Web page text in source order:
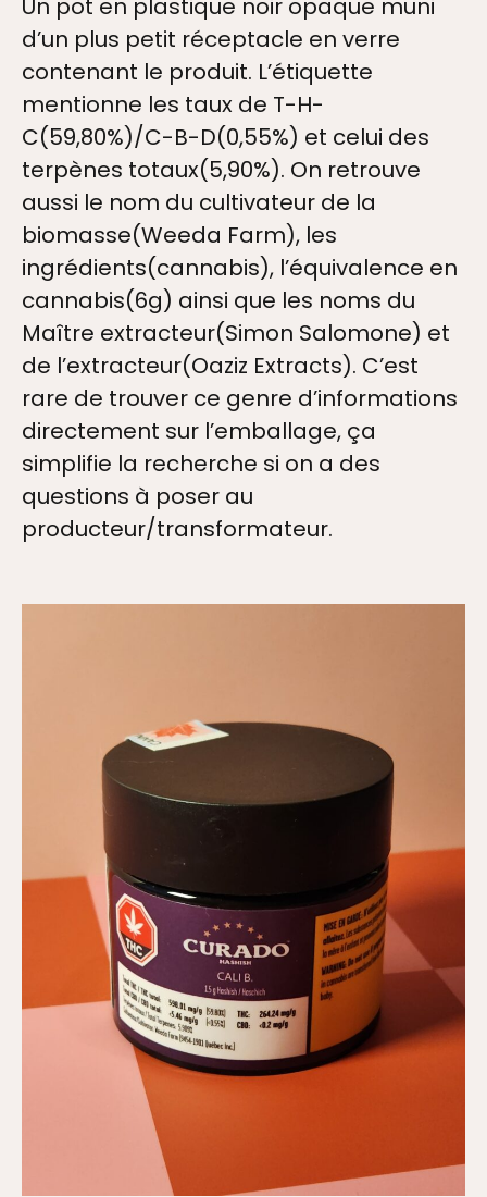
Un pot en plastique noir opaque muni
d’un plus petit réceptacle en verre
contenant le produit. L’étiquette
mentionne les taux de T-H-
C(59,80%)/C-B-D(0,55%) et celui des
terpènes totaux(5,90%). On retrouve
aussi le nom du cultivateur de la
biomasse(Weeda Farm), les
ingrédients(cannabis), l’équivalence en
cannabis(6g) ainsi que les noms du
Maître extracteur(Simon Salomone) et
de l’extracteur(Oaziz Extracts). C’est
rare de trouver ce genre d’informations
directement sur l’emballage, ça
simplifie la recherche si on a des
questions à poser au
producteur/transformateur.